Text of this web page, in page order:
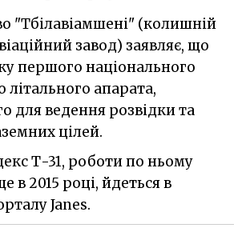
завод) заявляє, що
першого національного
літального апарата,
для ведення розвідки та
цілей.
Т-31, роботи по ньому
в 2015 році, йдеться в
Janes.